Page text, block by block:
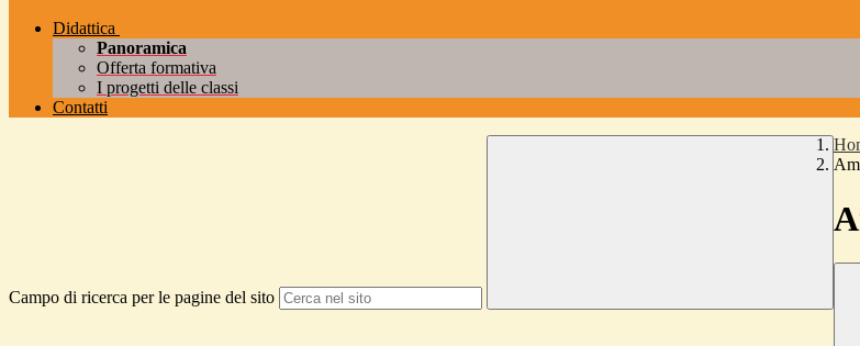
Didattica
Panoramica
Offerta formativa
I progetti delle classi
Contatti
Campo di ricerca per le pagine del sito